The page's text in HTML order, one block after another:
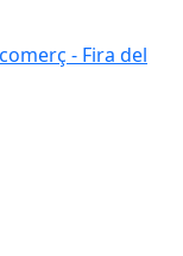
- Fira del